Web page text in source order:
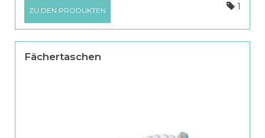
ZU DEN PRODUKTEN 1
Fächertaschen